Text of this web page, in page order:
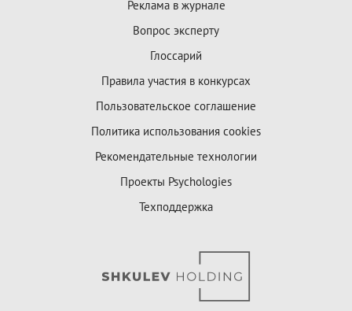
Реклама в журнале
Вопрос эксперту
Глоссарий
Правила участия в конкурсах
Пользовательское соглашение
Политика использования cookies
Рекомендательные технологии
Проекты Psychologies
Техподдержка